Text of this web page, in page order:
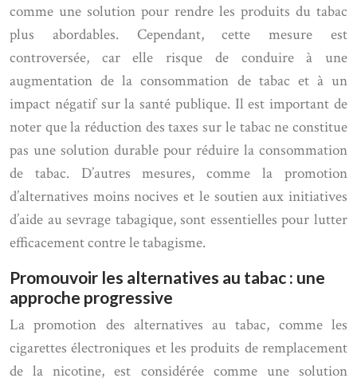
comme une solution pour rendre les produits du tabac
plus abordables. Cependant, cette mesure est
controversée, car elle risque de conduire à une
augmentation de la consommation de tabac et à un
impact négatif sur la santé publique. Il est important de
noter que la réduction des taxes sur le tabac ne constitue
pas une solution durable pour réduire la consommation
de tabac. D’autres mesures, comme la promotion
d’alternatives moins nocives et le soutien aux initiatives
d’aide au sevrage tabagique, sont essentielles pour lutter
efficacement contre le tabagisme.
Promouvoir les alternatives au tabac : une
approche progressive
La promotion des alternatives au tabac, comme les
cigarettes électroniques et les produits de remplacement
de la nicotine, est considérée comme une solution